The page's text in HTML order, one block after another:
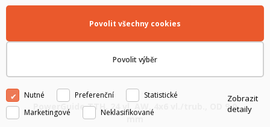
PowerGuide TTH, 24 vl. AW, 4x6 vl./trub., OD 9,0
mm
Povolit výběr
Povolit všechny cookies
Nutné Preferenční
Statistické
Marketingové
Neklasifikované
Zobrazit
detaily